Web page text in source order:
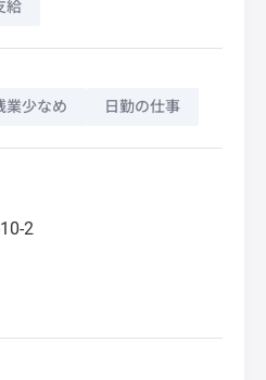
給
業少なめ 日勤の仕事
2